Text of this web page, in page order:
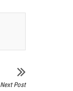
Next Post